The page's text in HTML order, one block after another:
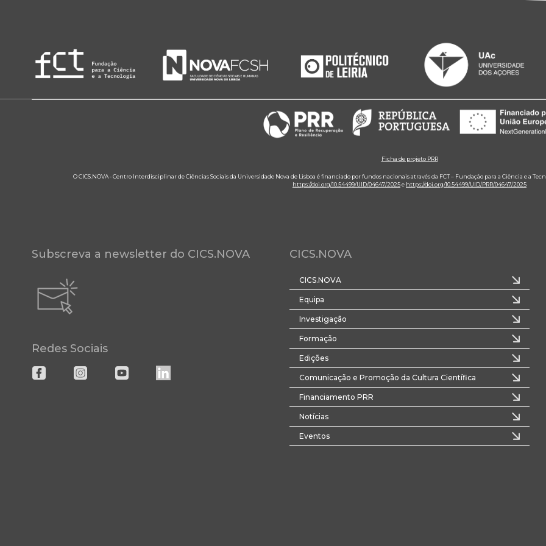
Ficha de projeto PRR
O CICS.NOVA - Centro Interdisciplinar de Ciências Sociais da Universidade Nova de Lisboa é financiado por fundos nacionais através da FCT – Fundação para a Ciência e a
https://doi.org/10.54499/UID/04647/2025e https://doi.org/10.54499/UID/PRR/04647/2025
Subscreva a newsletter do CICS.NOVA
Redes Sociais
CICS.NOVA
CICS.NOVA
Equipa
Investigação
Formação
Edições
Comunicação e Promoção da Cultura Científica
Financiamento PRR
Notícias
Eventos